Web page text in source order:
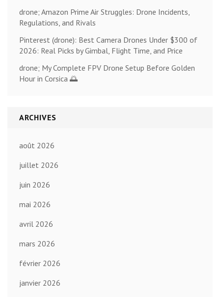
drone; Amazon Prime Air Struggles: Drone Incidents,
Regulations, and Rivals
Pinterest (drone): Best Camera Drones Under $300 of
2026: Real Picks by Gimbal, Flight Time, and Price
drone; My Complete FPV Drone Setup Before Golden
Hour in Corsica 🌅
ARCHIVES
août 2026
juillet 2026
juin 2026
mai 2026
avril 2026
mars 2026
février 2026
janvier 2026